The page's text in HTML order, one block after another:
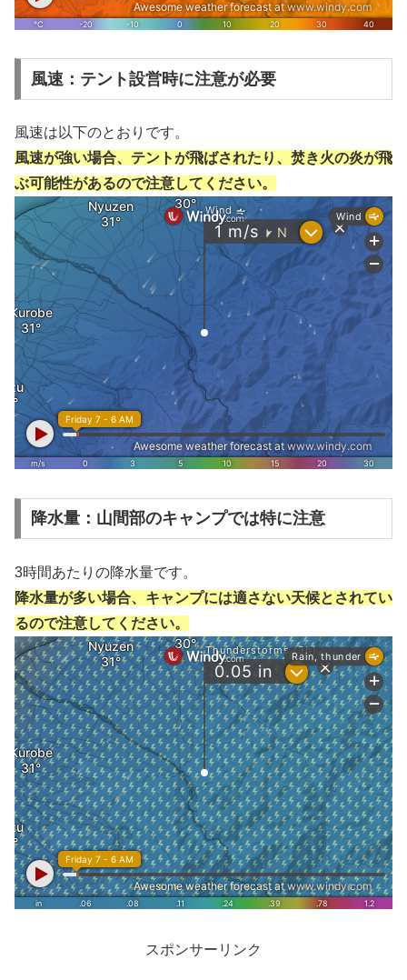
風速：テント設営時に注意が必要
風速は以下のとおりです。
風速が強い場合、テントが飛ばされたり、焚き火の炎が飛
ぶ可能性があるので注意してください。
降水量：山間部のキャンプでは特に注意
3時間あたりの降水量です。
降水量が多い場合、キャンプには適さない天候とされてい
るので注意してください。
スポンサーリンク